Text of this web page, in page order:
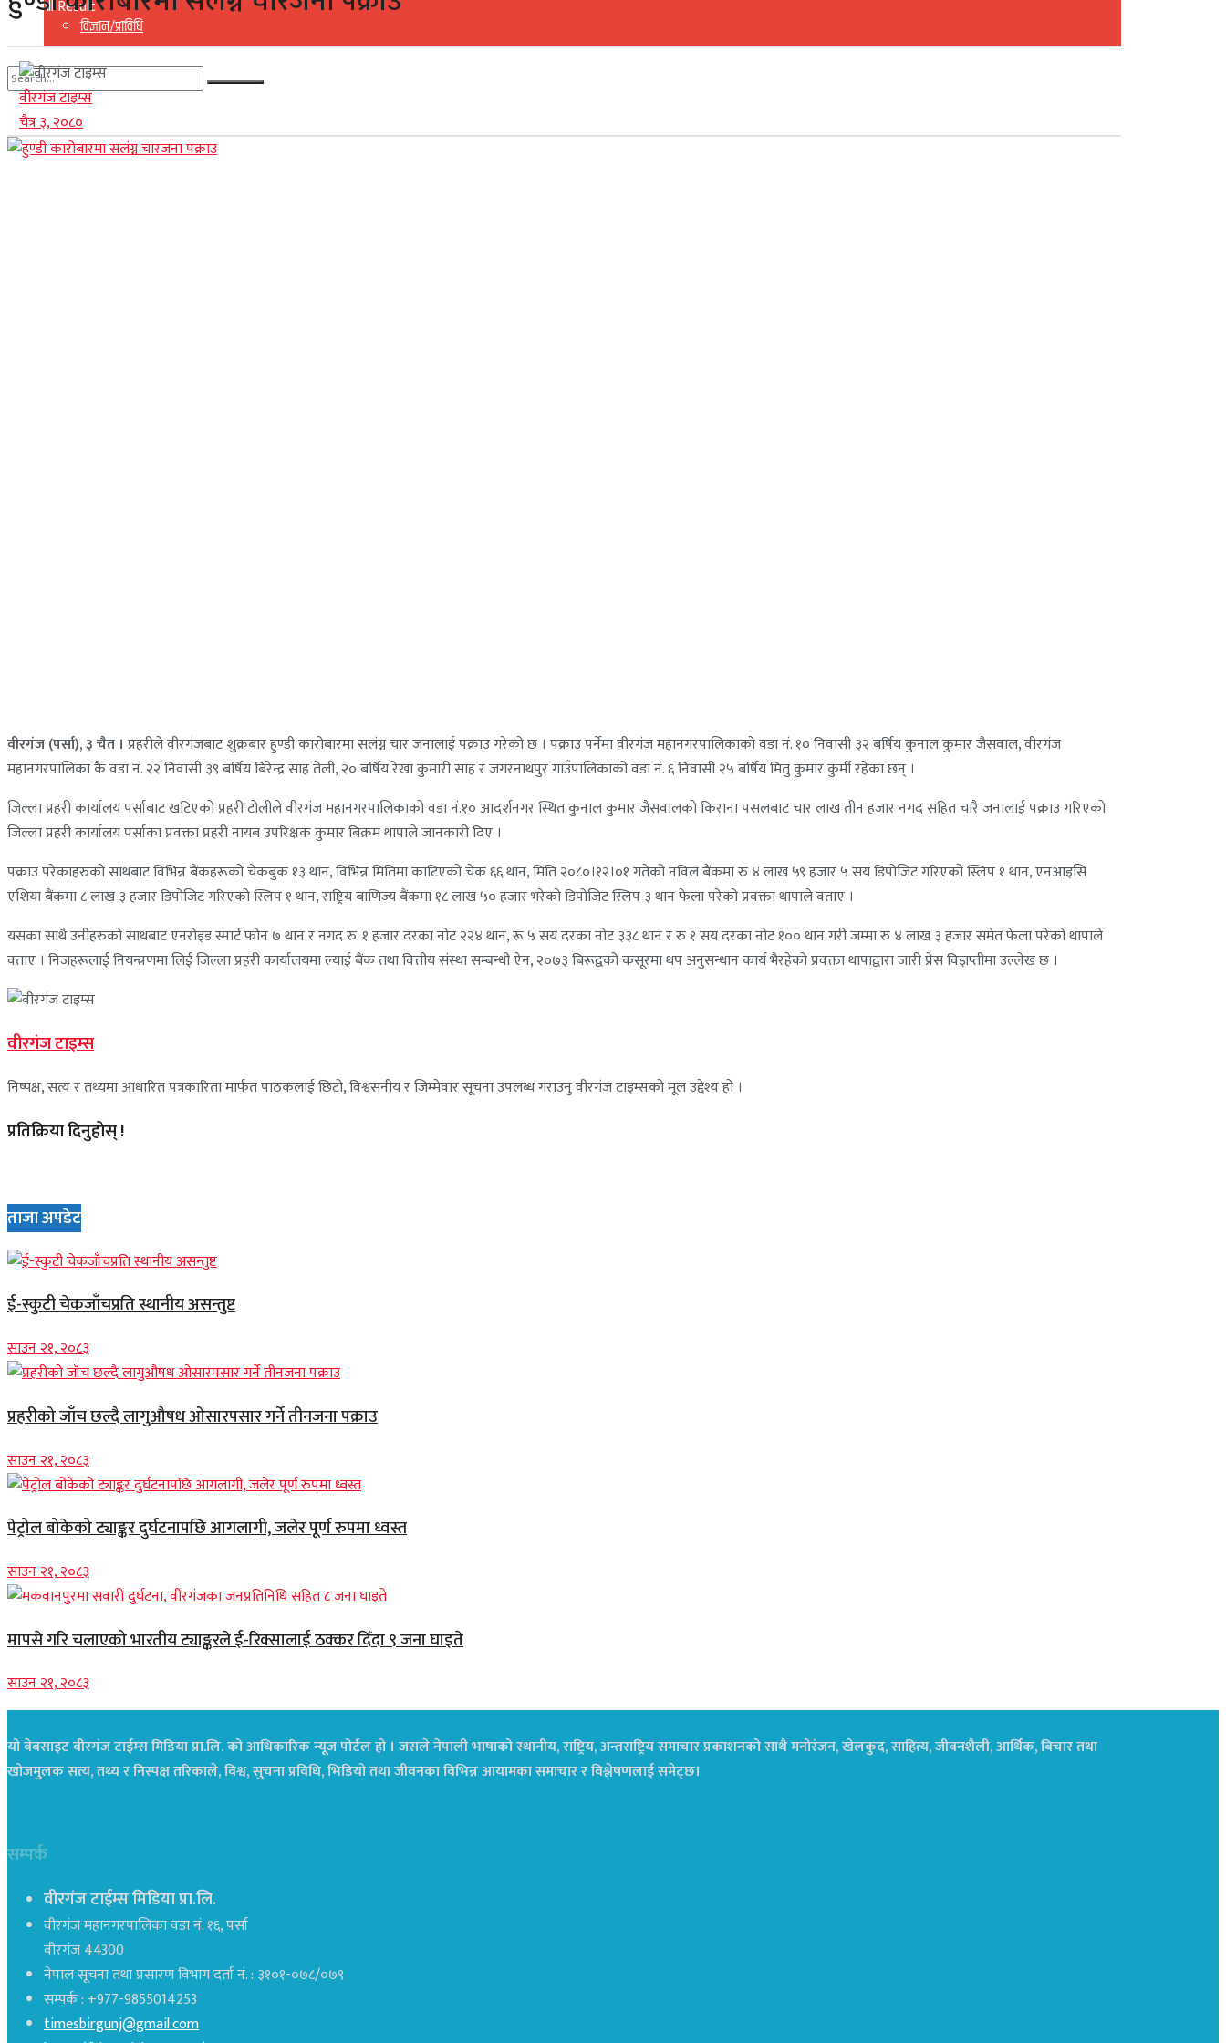
विज्ञान/प्राविधि
No Result
View All Result
View All Result
वीरगंज टाइम्स
चैत्र ३, २०८०
वीरगंज (पर्सा), ३ चैत । प्रहरीले वीरगंजबाट शुक्रबार हुण्डी कारोबारमा सलंग्न चार जनालाई पक्राउ गरेको छ । पक्राउ पर्नेमा वीरगंज महानगरपालिकाको वडा नं. १० निवासी ३२ बर्षिय कुनाल कुमार जैसवाल, वीरगंज
महानगरपालिका कै वडा नं. २२ निवासी ३९ बर्षिय बिरेन्द्र साह तेली, २० बर्षिय रेखा कुमारी साह र जगरनाथपुर गाउँपालिकाको वडा नं. ६ निवासी २५ बर्षिय मितु कुमार कुर्मी रहेका छन् ।
जिल्ला प्रहरी कार्यालय पर्साबाट खटिएको प्रहरी टोलीले वीरगंज महानगरपालिकाको वडा नं.१० आदर्शनगर स्थित कुनाल कुमार जैसवालको किराना पसलबाट चार लाख तीन हजार नगद सहित चारै जनालाई पक्राउ गरिएको
जिल्ला प्रहरी कार्यालय पर्साका प्रवक्ता प्रहरी नायब उपरिक्षक कुमार बिक्रम थापाले जानकारी दिए ।
पक्राउ परेकाहरुको साथबाट विभिन्न बैंकहरूको चेकबुक १३ थान, विभिन्न मितिमा काटिएको चेक ६६ थान, मिति २०८०।१२।०१ गतेको नविल बैंकमा रु ४ लाख ५९ हजार ५ सय डिपोजिट गरिएको स्लिप १ थान, एनआइसि
एशिया बैंकमा ८ लाख ३ हजार डिपोजिट गरिएको स्लिप १ थान, राष्ट्रिय बाणिज्य बैंकमा १८ लाख ५० हजार भरेको डिपोजिट स्लिप ३ थान फेला परेको प्रवक्ता थापाले वताए ।
यसका साथै उनीहरुको साथबाट एनरोइड स्मार्ट फोन ७ थान र नगद रु. १ हजार दरका नोट २२४ थान, रू ५ सय दरका नोट ३३८ थान र रु १ सय दरका नोट १०० थान गरी जम्मा रु ४ लाख ३ हजार समेत फेला परेको थापाले
वताए । निजहरूलाई नियन्त्रणमा लिई जिल्ला प्रहरी कार्यालयमा ल्याई बैंक तथा वित्तीय संस्था सम्बन्धी ऐन, २०७३ बिरूद्वको कसूरमा थप अनुसन्धान कार्य भैरहेको प्रवक्ता थापाद्वारा जारी प्रेस विज्ञप्तीमा उल्लेख छ ।
वीरगंज टाइम्स
निष्पक्ष, सत्य र तथ्यमा आधारित पत्रकारिता मार्फत पाठकलाई छिटो, विश्वसनीय र जिम्मेवार सूचना उपलब्ध गराउनु वीरगंज टाइम्सको मूल उद्देश्य हो ।
प्रतिक्रिया दिनुहोस् !
ताजा अपडेट
ई-स्कुटी चेकजाँचप्रति स्थानीय असन्तुष्ट
साउन २१, २०८३
प्रहरीको जाँच छल्दै लागुऔषध ओसारपसार गर्ने तीनजना पक्राउ
साउन २१, २०८३
पेट्रोल बोकेको ट्याङ्कर दुर्घटनापछि आगलागी, जलेर पूर्ण रुपमा ध्वस्त
साउन २१, २०८३
मापसे गरि चलाएको भारतीय ट्याङ्करले ई-रिक्सालाई ठक्कर दिँदा ९ जना घाइते
साउन २१, २०८३
यो वेबसाइट वीरगंज टाईम्स मिडिया प्रा.लि. को आधिकारिक न्यूज पोर्टल हो । जसले नेपाली भाषाको स्थानीय, राष्ट्रिय, अन्तराष्ट्रिय समाचार प्रकाशनको साथै मनोरंजन, खेलकुद, साहित्य, जीवनशैली, आर्थिक, बिचार तथा
खोजमुलक सत्य, तथ्य र निस्पक्ष तरिकाले, विश्व, सुचना प्रविधि, भिडियो तथा जीवनका विभिन्न आयामका समाचार र विश्लेषणलाई समेट्छ।
सम्पर्क
वीरगंज टाईम्स मिडिया प्रा.लि.
वीरगंज महानगरपालिका वडा नं. १६, पर्सा
वीरगंज 44300
नेपाल सूचना तथा प्रसारण विभाग दर्ता नं. : ३१०१-०७८/०७९
सम्पर्क : +977-9855014253
timesbirgunj@gmail.com